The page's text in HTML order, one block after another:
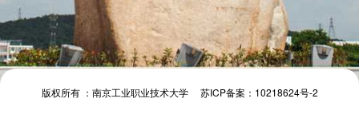
首次登录请点击【账号激活】 忘记密码
版权所有 ：南京工业职业技术大学 苏ICP备案：10218624号-2